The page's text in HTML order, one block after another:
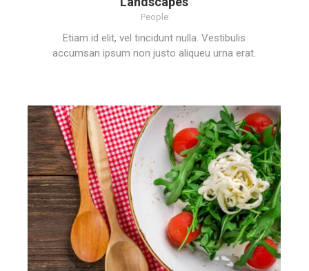
People
Etiam id elit, vel tincidunt nulla. Vestibulis
accumsan ipsum non justo aliqueu urna erat.